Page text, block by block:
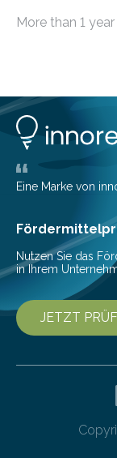
die genau das
Lösungen
Konten auf
ihrem Online-
mit der sich
More than 1
Eine Marke von
Nutzen Sie das
in Ihrem
JETZT